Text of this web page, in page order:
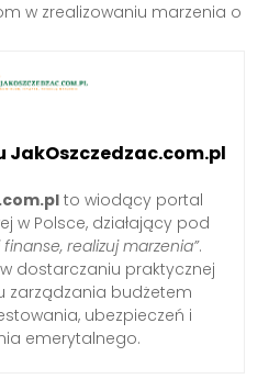
w zrealizowaniu marzenia o
JakOszczedzac.com.pl
to wiodący portal
w Polsce, działający pod
finanse, realizuj marzenia”.
dostarczaniu praktycznej
zarządzania budżetem
ubezpieczeń i
emerytalnego.